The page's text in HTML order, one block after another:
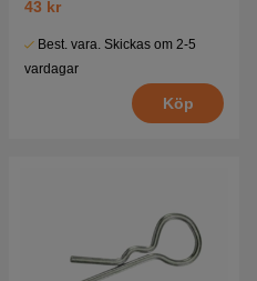
43 kr
Best. vara. Skickas om 2-5
vardagar
Köp